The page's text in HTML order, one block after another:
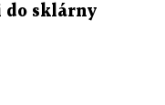
do sklárny